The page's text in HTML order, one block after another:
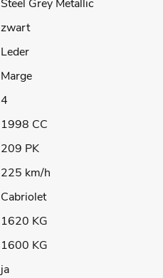
Steel Grey Metallic
zwart
Leder
Marge
4
1998 CC
209 PK
225 km/h
Cabriolet
1620 KG
1600 KG
ja